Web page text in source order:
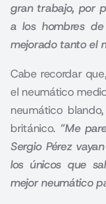
gran trabajo, por
a los hombres
mejorado tanto el
Cabe recordar
el neumático
neumático
británico. ”Me
Sergio Pérez
los únicos que
mejor neumático